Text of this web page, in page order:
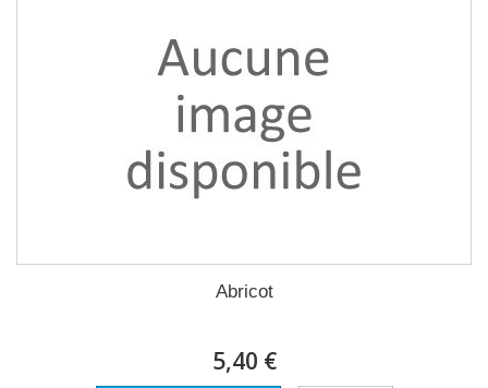
Abricot
5,40 €